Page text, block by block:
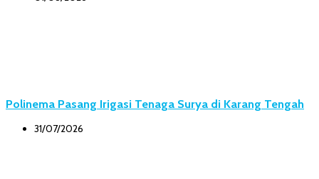
Polinema Pasang Irigasi Tenaga Surya di Karang Tengah
31/07/2026